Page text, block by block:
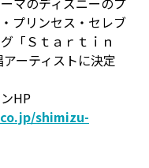
プリンセス・セレブ
「Ｓｔａｒｔｉｎ
ーティストに決定
HP
shimizu-